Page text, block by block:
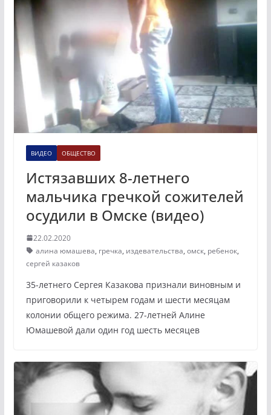
ВИДЕО ОБЩЕСТВО
Истязавших 8-летнего
мальчика гречкой сожителей
осудили в Омске (видео)
22.02.2020
алина юмашева, гречка, издевательства, омск, ребенок,
сергей казаков
35-летнего Сергея Казакова признали виновным и
приговорили к четырем годам и шести месяцам
колонии общего режима. 27-летней Алине
Юмашевой дали один год шесть месяцев